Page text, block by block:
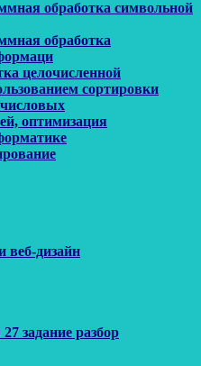
обработка символьной
обработка
целочисленной
сортировки
числовых
оптимизация
веб-дизайн
задание разбор